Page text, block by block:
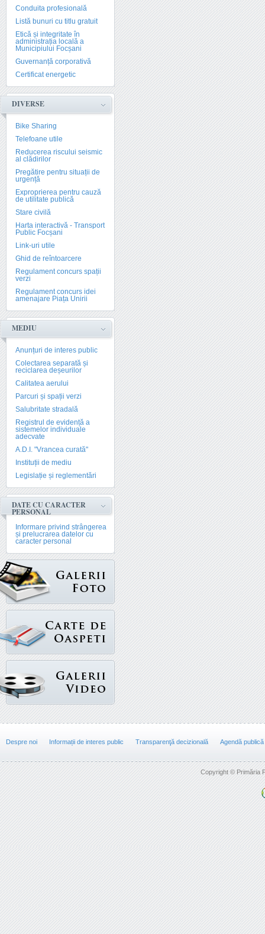
Conduita profesională
Listă bunuri cu titlu gratuit
Etică și integritate în
administrația locală a
Municipiului Focșani
Guvernanță corporativă
Certificat energetic
DIVERSE
Bike Sharing
Telefoane utile
Reducerea riscului seismic
al clădirilor
Pregătire pentru situații de
urgență
Exproprierea pentru cauză
de utilitate publică
Stare civilă
Harta interactivă - Transport
Public Focșani
Link-uri utile
Ghid de reîntoarcere
Regulament concurs spații
verzi
Regulament concurs idei
amenajare Piața Unirii
MEDIU
Anunțuri de interes public
Colectarea separată și
reciclarea deșeurilor
Calitatea aerului
Parcuri și spații verzi
Salubritate stradală
Registrul de evidență a
sistemelor individuale
adecvate
A.D.I. "Vrancea curată"
Instituții de mediu
Legislație și reglementări
DATE CU CARACTER
PERSONAL
Informare privind strângerea
și prelucrarea datelor cu
caracter personal
Despre noi Informații de interes public Transparenţă decizională Agendă publică
Copyright © Primăria